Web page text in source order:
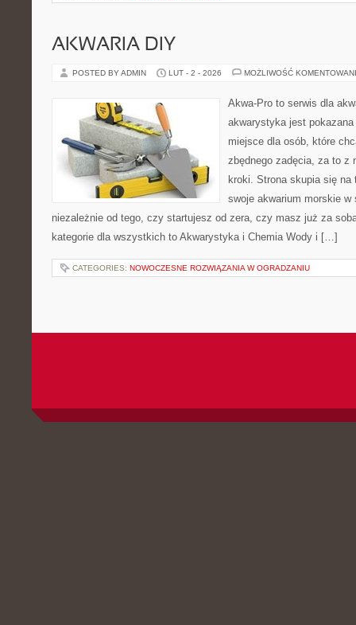
AKWARIA DIY
POSTED BY ADMIN LUT - 2 - 2026 MOŻLIWOŚĆ
Akwa-Pro to serwis dla
akwarystyka jest
miejsce dla osób, które
zbędnego zadęcia, za to z
kroki. Strona skupia się na
swoje akwarium morskie w
niezależnie od tego, czy startujesz od zera, czy masz już za
kategorie dla wszystkich to Akwarystyka i Chemia Wody i […]
CATEGORIES: NOWOCZESNE ROZWIĄZANIA W OGRADZANIU